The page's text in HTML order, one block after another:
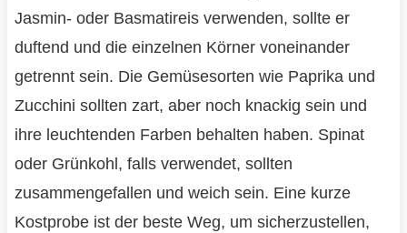
Jasmin- oder Basmatireis verwenden, sollte er
duftend und die einzelnen Körner voneinander
getrennt sein. Die Gemüsesorten wie Paprika und
Zucchini sollten zart, aber noch knackig sein und
ihre leuchtenden Farben behalten haben. Spinat
oder Grünkohl, falls verwendet, sollten
zusammengefallen und weich sein. Eine kurze
Kostprobe ist der beste Weg, um sicherzustellen,